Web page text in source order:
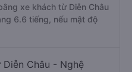
xe khách từ Diễn Châu
6.6 tiếng, nếu mật độ
Châu - Nghệ